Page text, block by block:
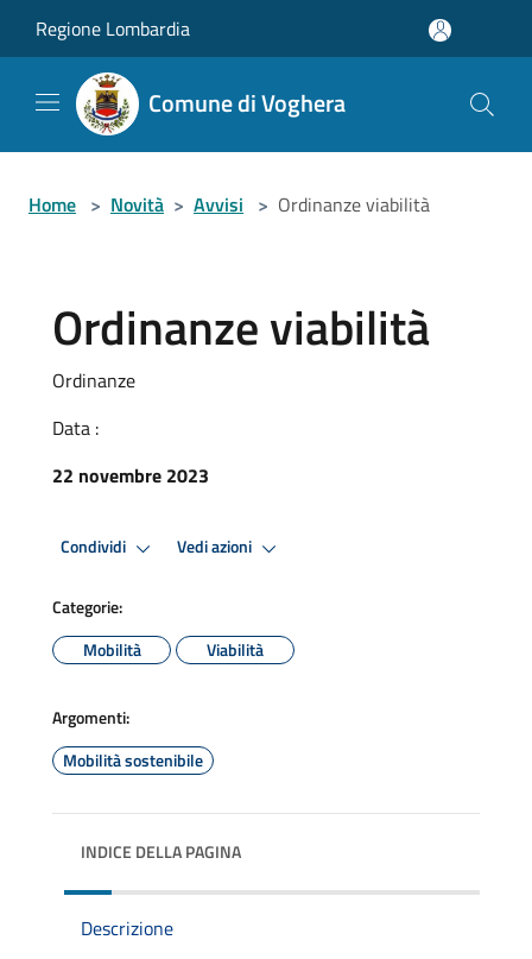
Regione Lombardia
Comune di Voghera
Home > Novità > Avvisi > Ordinanze viabilità
Ordinanze viabilità
Ordinanze
Data :
22 novembre 2023
Condividi Vedi azioni
Categorie:
Mobilità
Viabilità
Argomenti:
Mobilità sostenibile
INDICE DELLA PAGINA
Descrizione